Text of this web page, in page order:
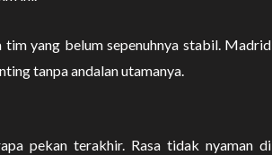
yang belum sepenuhnya stabil. Madrid
tanpa andalan utamanya.
pekan terakhir. Rasa tidak nyaman di